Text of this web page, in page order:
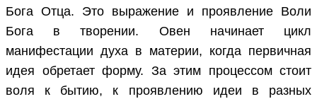
Бога Отца. Это выражение и проявление Воли
Бога в творении. Овен начинает цикл
манифестации духа в материи, когда первичная
идея обретает форму. За этим процессом стоит
воля к бытию, к проявлению идеи в разных